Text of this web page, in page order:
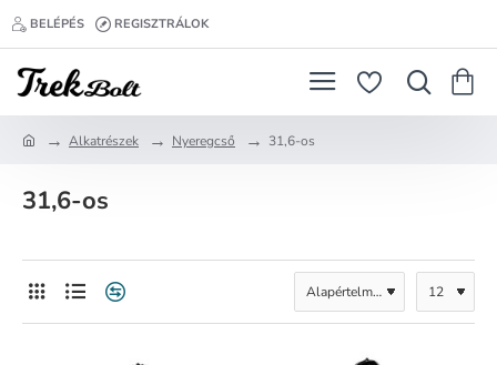
BELÉPÉS REGISZTRÁLOK
m
Alkatrészek Nyeregcső 31,6-os
31,6-os